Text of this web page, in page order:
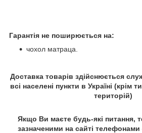
Гарантія не поширюється на:
чохол матраца.
Доставка товарів здійснюється
всі населені пункти в Україні (крім
територій)
Якщо Ви маєте будь-які питання,
зазначеними на сайті